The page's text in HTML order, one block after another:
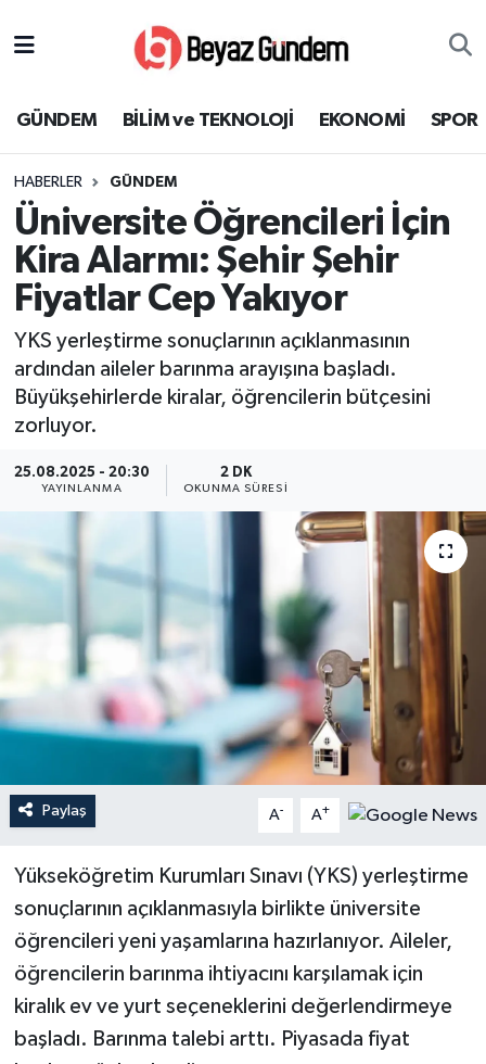
GÜNDEM BİLİM ve TEKNOLOJİ EKONOMİ SPOR
HABERLER GÜNDEM
Üniversite Öğrencileri İçin
Kira Alarmı: Şehir Şehir
Fiyatlar Cep Yakıyor
YKS yerleştirme sonuçlarının açıklanmasının
ardından aileler barınma arayışına başladı.
Büyükşehirlerde kiralar, öğrencilerin bütçesini
zorluyor.
25.08.2025 - 20:30
YAYINLANMA
2 DK
OKUNMA SÜRESI
Paylaş A- A+
Yükseköğretim Kurumları Sınavı (YKS) yerleştirme
sonuçlarının açıklanmasıyla birlikte üniversite
öğrencileri yeni yaşamlarına hazırlanıyor. Aileler,
öğrencilerin barınma ihtiyacını karşılamak için
kiralık ev ve yurt seçeneklerini değerlendirmeye
başladı. Barınma talebi arttı. Piyasada fiyat
EKONOMİ
SPOR
SAĞLIK
EĞİTİM
MAGAZİN
Süper Lig Puan Durumu ve Fikstür
Tüm Manşetler
Son Dakika Haberleri
Haber Arşivi